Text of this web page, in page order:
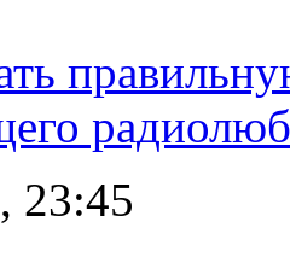
23:45